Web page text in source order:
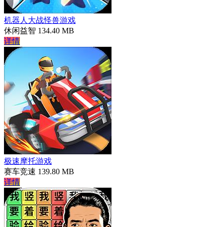
机器人大战怪兽游戏
休闲益智 134.40 MB
详情
极速摩托游戏
赛车竞速 139.80 MB
详情